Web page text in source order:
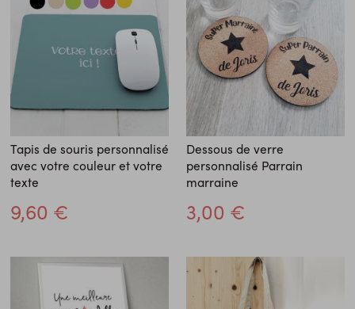
Tapis de souris personnalisé
avec votre couleur et votre
texte
9,60 €
Dessous de verre
personnalisé Parrain
marraine
3,00 €